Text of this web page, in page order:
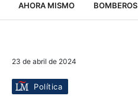
AHORA MISMO BOMBEROS
VIRALES ACCIDENTES
23 de abril de 2024
Política